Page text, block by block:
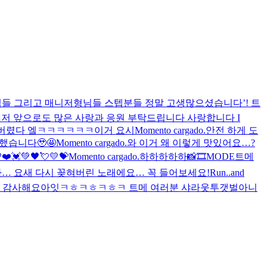
그리고 매니저형님들 스텝분들 정말 고생많으셨습니다’! 트
앞으로도 많은 사랑과 응원 부탁드립니다 사랑합니다 I
렸다 엨ㅋㅋㅋㅋㅋㅋ이거 요시 Momento cargado.안전 하게 도
습니다🥹🤩Momento cargado.와 이거 왜 이렇게 맛있어요…?
Momento cargado.하하하하하📸🎞MODE 트메
… 요새 다시 꽂혀버린 노래에요… 꼭 들어보세요!Run..and
사해요아잇ㅋㅎㅋㅎㅋㅎㅋ 트메 여러분 샤라웃투갯벌아니